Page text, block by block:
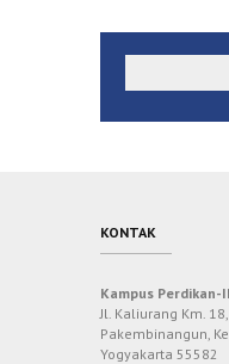
KONTAK
Kampus Perdikan-
Jl. Kaliurang Km.
Pakembinangun,
Yogyakarta 55582